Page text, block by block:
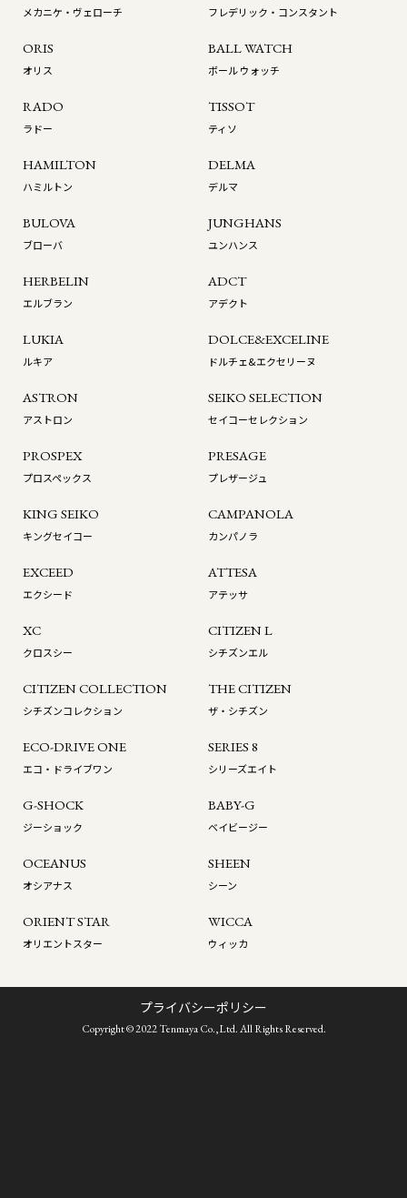
メカニケ・ヴェローチ フレデリック・コンスタント
ORIS
オリス
BALL WATCH
ボール ウォッチ
RADO
ラドー
TISSOT
ティソ
HAMILTON
ハミルトン
DELMA
デルマ
BULOVA
ブローバ
JUNGHANS
ユンハンス
HERBELIN
エルブラン
ADCT
アデクト
LUKIA
ルキア
DOLCE&EXCELINE
ドルチェ&エクセリーヌ
ASTRON
アストロン
SEIKO SELECTION
セイコーセレクション
PROSPEX
プロスペックス
PRESAGE
プレザージュ
KING SEIKO
キングセイコー
CAMPANOLA
カンパノラ
EXCEED
エクシード
ATTESA
アテッサ
XC
クロスシー
CITIZEN L
シチズンエル
CITIZEN COLLECTION
シチズンコレクション
THE CITIZEN
ザ・シチズン
ECO-DRIVE ONE
エコ・ドライブワン
SERIES 8
シリーズエイト
G-SHOCK
ジーショック
BABY-G
ベイビージー
OCEANUS
オシアナス
SHEEN
シーン
ORIENT STAR
オリエントスター
WICCA
ウィッカ
プライバシーポリシー
Copyright © 2022 Tenmaya Co.,Ltd. All Rights Reserved.